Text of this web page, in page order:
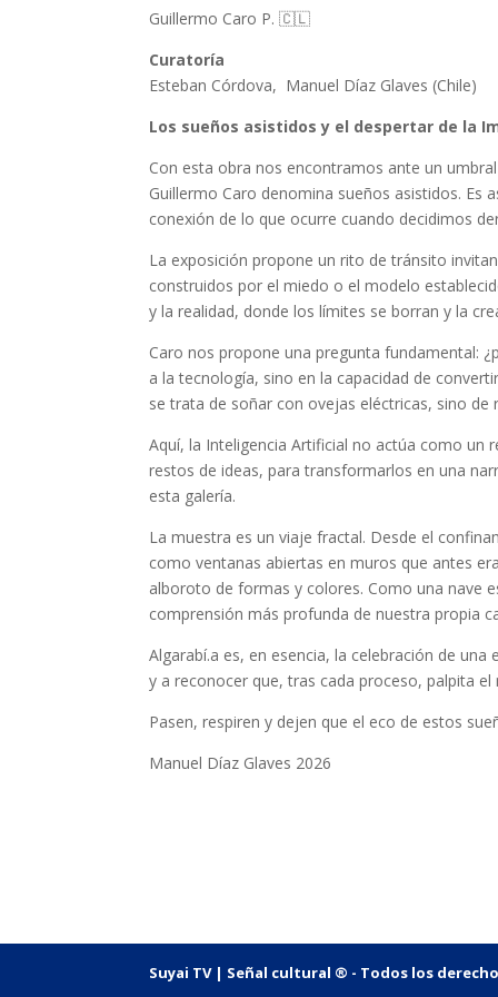
Guillermo Caro P. 🇨🇱
Curatoría
Esteban Córdova, Manuel Díaz Glaves (Chile)
Los sueños asistidos y el despertar de la
Con esta obra nos encontramos ante un
Guillermo Caro denomina sueños asistidos. Es
conexión de lo que ocurre cuando decidimos
La exposición propone un rito de tránsito
construidos por el miedo o el modelo
y la realidad, donde los límites se borran y la
Caro nos propone una pregunta fundamental:
a la tecnología, sino en la capacidad de
se trata de soñar con ovejas eléctricas, sino
Aquí, la Inteligencia Artificial no actúa como un
restos de ideas, para transformarlos en una
esta galería.
La muestra es un viaje fractal. Desde el
como ventanas abiertas en muros que antes
alboroto de formas y colores. Como una nave
comprensión más profunda de nuestra propia
Algarabí.a es, en esencia, la celebración de
y a reconocer que, tras cada proceso, palpita
Pasen, respiren y dejen que el eco de estos
Manuel Díaz Glaves 2026
Suyai TV | Señal cultural ® - Todos los